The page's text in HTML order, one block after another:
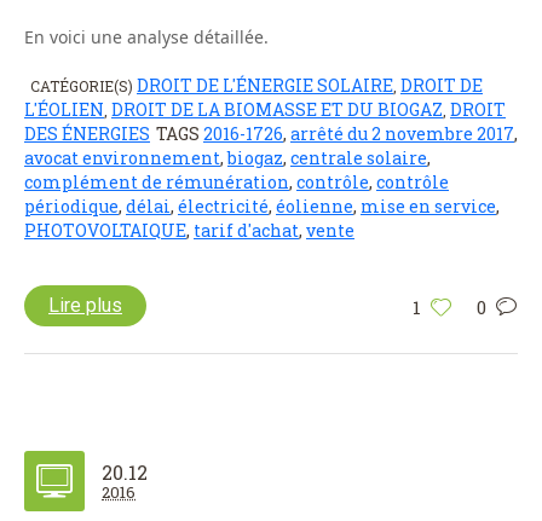
En voici une analyse détaillée.
CATÉGORIE(S) DROIT DE L'ÉNERGIE SOLAIRE DROIT DE
L'ÉOLIEN DROIT DE LA BIOMASSE ET DU BIOGAZ DROIT
DES ÉNERGIES TAGS 2016-1726, arrêté du 2 novembre 2017,
avocat environnement,biogaz, centrale solaire,
complément de rémunération, contrôle, contrôle
périodique, délai, électricité, éolienne, mise en service,
PHOTOVOLTAIQUE, tarif d'achat, vente
1 0
Lire plus
20.12
2016